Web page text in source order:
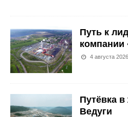
Путь к
компании
4 августа 2026
Путёвка
Ведуги